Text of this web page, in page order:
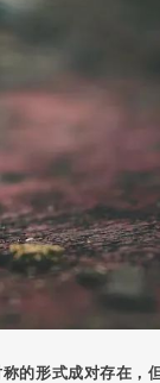
的形式成对存在，